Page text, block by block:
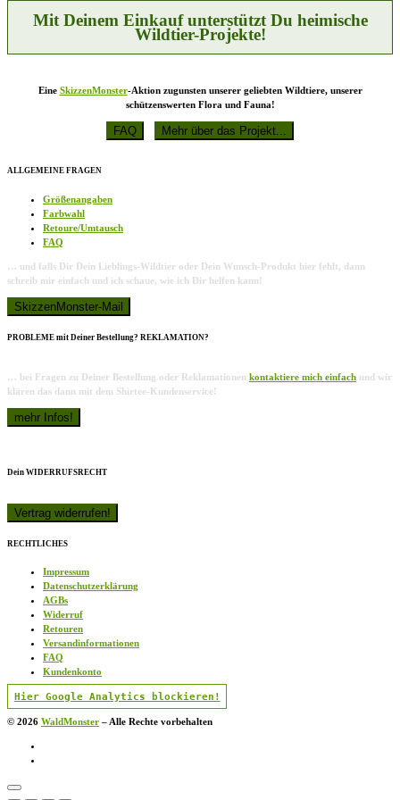
Produktseite
gewählt
werden
Mit Deinem Einkauf unterstützt Du heimische
Wildtier-Projekte!
Eine SkizzenMonster-Aktion zugunsten unserer geliebten Wildtiere, unserer
schützenswerten Flora und Fauna!
ALLGEMEINE FRAGEN
Größenangaben
Farbwahl
Retoure/Umtausch
FAQ
… und falls Dir Dein Lieblings-Wildtier oder Dein Wunsch-Produkt hier fehlt, dann
schreib mir einfach und ich schaue, wie ich Dir helfen kann!
PROBLEME mit Deiner Bestellung? REKLAMATION?
… bei Fragen zu Deiner Bestellung oder Reklamationen kontaktiere mich einfach und wir
klären das dann mit dem Shirtee-Kundenservice!
Dein WIDERRUFSRECHT
RECHTLICHES
Impressum
Datenschutzerklärung
AGBs
Widerruf
Retouren
Versandinformationen
FAQ
Kundenkonto
Hier Google Analytics blockieren!
© 2026 WaldMonster – Alle Rechte vorbehalten